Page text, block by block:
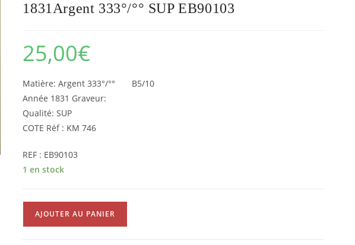
1831Argent 333°/°° SUP EB90103
25,00€
Matière: Argent 333°/°° B5/10
Année 1831 Graveur:
Qualité: SUP
COTE Réf : KM 746
REF : EB90103
1 en stock
AJOUTER AU PANIER